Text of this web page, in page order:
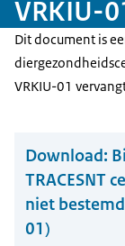
VRKIU-
Dit document is
VRKIU-01
Download:
TRACESNT
niet
01)